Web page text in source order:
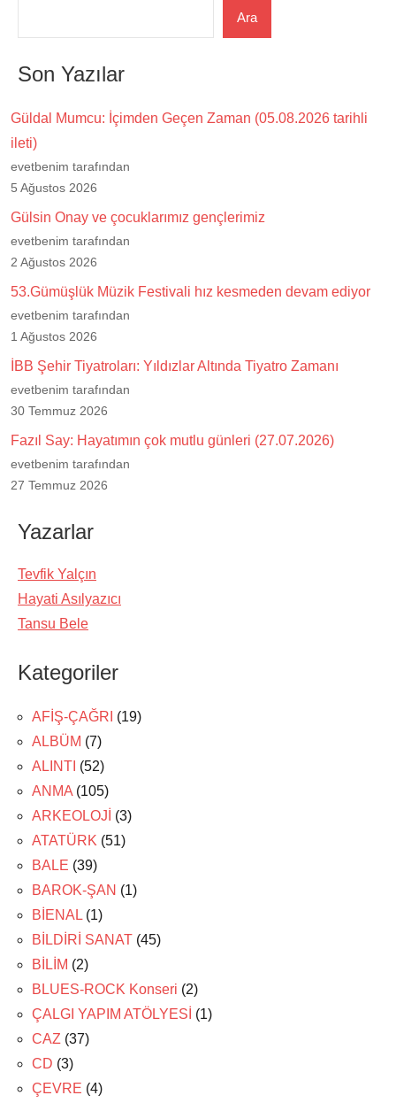
Ara
Son Yazılar
Güldal Mumcu: İçimden Geçen Zaman (05.08.2026 tarihli
ileti)
evetbenim tarafından
5 Ağustos 2026
Gülsin Onay ve çocuklarımız gençlerimiz
evetbenim tarafından
2 Ağustos 2026
53.Gümüşlük Müzik Festivali hız kesmeden devam ediyor
evetbenim tarafından
1 Ağustos 2026
İBB Şehir Tiyatroları: Yıldızlar Altında Tiyatro Zamanı
evetbenim tarafından
30 Temmuz 2026
Fazıl Say: Hayatımın çok mutlu günleri (27.07.2026)
evetbenim tarafından
27 Temmuz 2026
Yazarlar
Tevfik Yalçın
Hayati Asılyazıcı
Tansu Bele
Kategoriler
AFİŞ-ÇAĞRI (19)
ALBÜM (7)
ALINTI (52)
ANMA (105)
ARKEOLOJİ (3)
ATATÜRK (51)
BALE (39)
BAROK-ŞAN (1)
BİENAL (1)
BİLDİRİ SANAT (45)
BİLİM (2)
BLUES-ROCK Konseri (2)
ÇALGI YAPIM ATÖLYESİ (1)
CAZ (37)
CD (3)
ÇEVRE (4)